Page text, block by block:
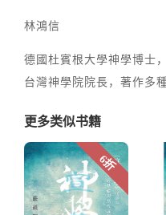
林鴻信
德國杜賓根大學神學博士
台灣神學院院長，著作多種
更多类似书籍